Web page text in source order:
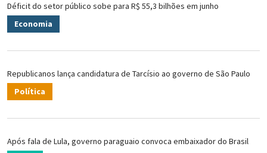
Déficit do setor público sobe para R$ 55,3 bilhões em junho
Economia
Republicanos lança candidatura de Tarcísio ao governo de São Paulo
Política
Após fala de Lula, governo paraguaio convoca embaixador do Brasil